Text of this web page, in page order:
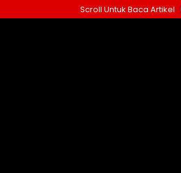
ke
Scroll Untuk Baca Artikel